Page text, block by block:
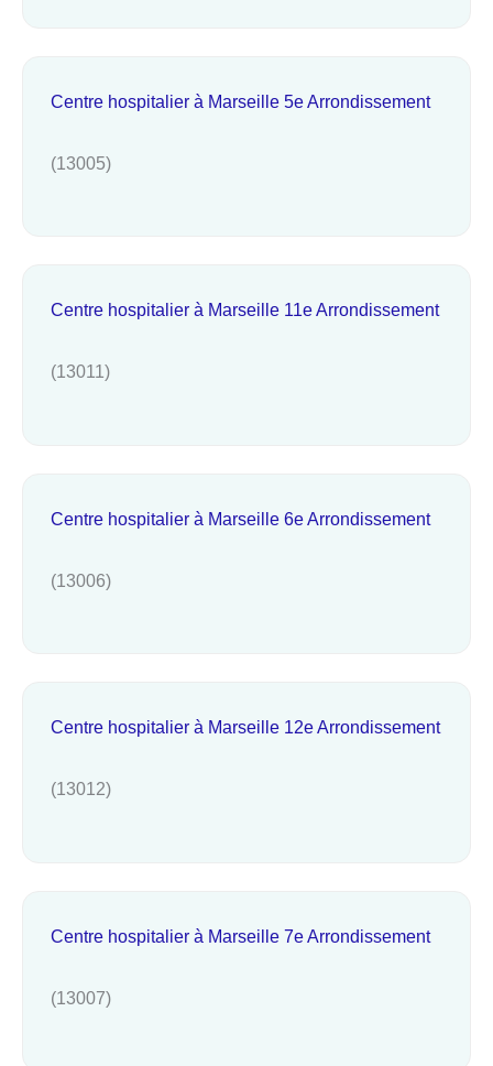
Centre hospitalier à Marseille 5e Arrondissement
(13005)
Centre hospitalier à Marseille 11e Arrondissement
(13011)
Centre hospitalier à Marseille 6e Arrondissement
(13006)
Centre hospitalier à Marseille 12e Arrondissement
(13012)
Centre hospitalier à Marseille 7e Arrondissement
(13007)